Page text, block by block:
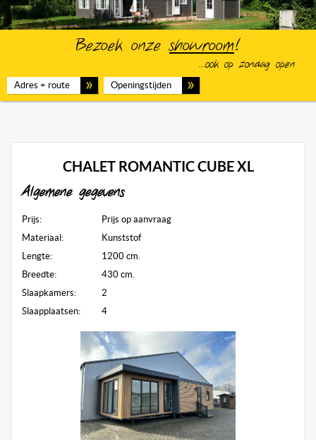
WAAROM GRITTER
CHALETS
SERVICE & GARANTIE
SERVICEFORMULIER
MANTELZORG
Bezoek onzeshowroom!
…ook op zondag open
Adres + route Openingstijden
CHALET ROMANTIC CUBE XL
Algemene gegevens
Prijs:
Prijs op aanvraag
Materiaal:
Kunststof
Lengte:
1200 cm.
Breedte:
430 cm.
Slaapkamers:
2
Slaapplaatsen:
4